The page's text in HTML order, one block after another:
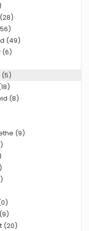
(49)
(6)
(5)
(8)
(9)
(20)